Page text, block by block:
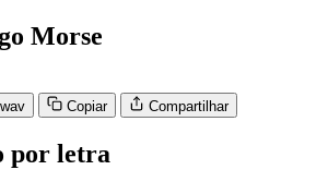
Morse
Copiar Compartilhar
por letra